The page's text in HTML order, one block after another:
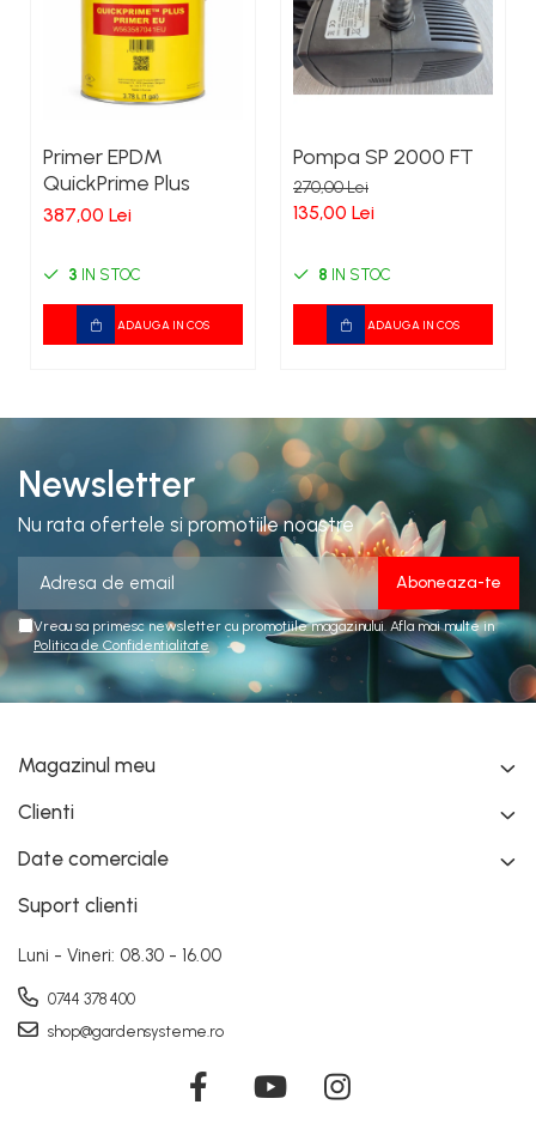
Primer EPDM
QuickPrime Plus
387,00 Lei
3 IN STOC
ADAUGA IN COS
Pompa SP 2000 FT
270,00 Lei
135,00 Lei
8 IN STOC
ADAUGA IN COS
Newsletter
Nu rata ofertele si promotiile noastre
Vreau sa primesc newsletter cu promotiile magazinului. Afla mai multe in
Politica de Confidentialitate
Magazinul meu
Clienti
Date comerciale
Suport clienti
Luni - Vineri: 08.30 - 16.00
0744 378 400
shop@gardensysteme.ro